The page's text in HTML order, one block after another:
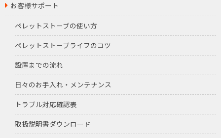
お客様サポート
ペレットストーブの使い方
ペレットストーブライフのコツ
設置までの流れ
日々のお手入れ・メンテナンス
トラブル対応確認表
取扱説明書ダウンロード